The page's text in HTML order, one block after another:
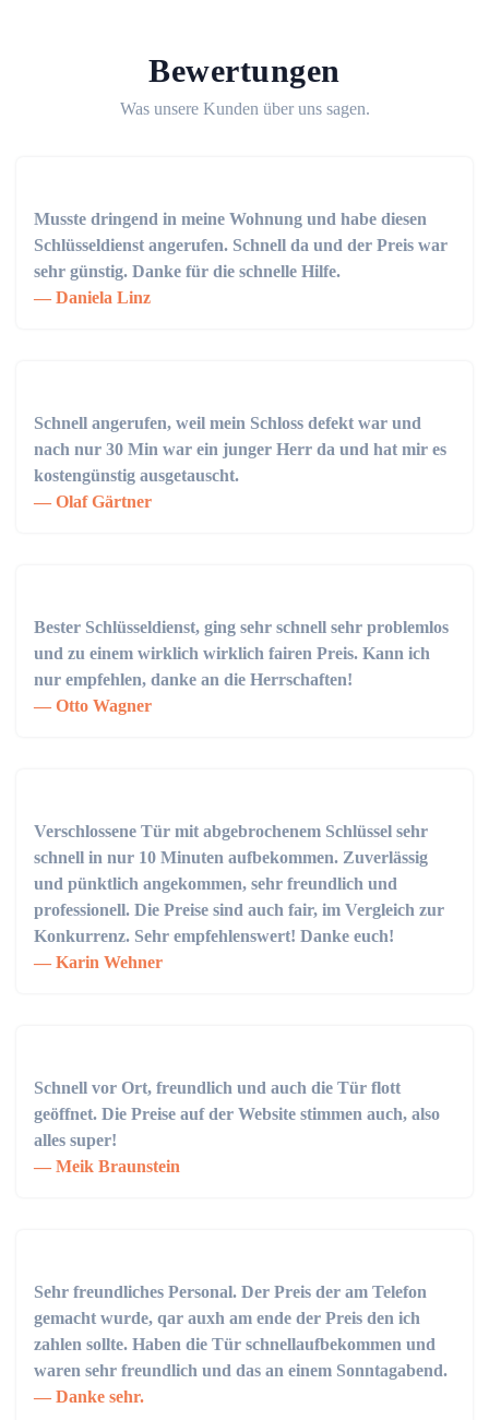
Bewertungen
Was unsere Kunden über uns sagen.
Musste dringend in meine Wohnung und habe diesen
Schlüsseldienst angerufen. Schnell da und der Preis war
sehr günstig. Danke für die schnelle Hilfe.
Daniela Linz
Schnell angerufen, weil mein Schloss defekt war und
nach nur 30 Min war ein junger Herr da und hat mir es
kostengünstig ausgetauscht.
Olaf Gärtner
Bester Schlüsseldienst, ging sehr schnell sehr problemlos
und zu einem wirklich wirklich fairen Preis. Kann ich
nur empfehlen, danke an die Herrschaften!
Otto Wagner
Verschlossene Tür mit abgebrochenem Schlüssel sehr
schnell in nur 10 Minuten aufbekommen. Zuverlässig
und pünktlich angekommen, sehr freundlich und
professionell. Die Preise sind auch fair, im Vergleich zur
Konkurrenz. Sehr empfehlenswert! Danke euch!
Karin Wehner
Schnell vor Ort, freundlich und auch die Tür flott
geöffnet. Die Preise auf der Website stimmen auch, also
alles super!
Meik Braunstein
Sehr freundliches Personal. Der Preis der am Telefon
gemacht wurde, qar auxh am ende der Preis den ich
zahlen sollte. Haben die Tür schnellaufbekommen und
waren sehr freundlich und das an einem Sonntagabend.
Danke sehr.